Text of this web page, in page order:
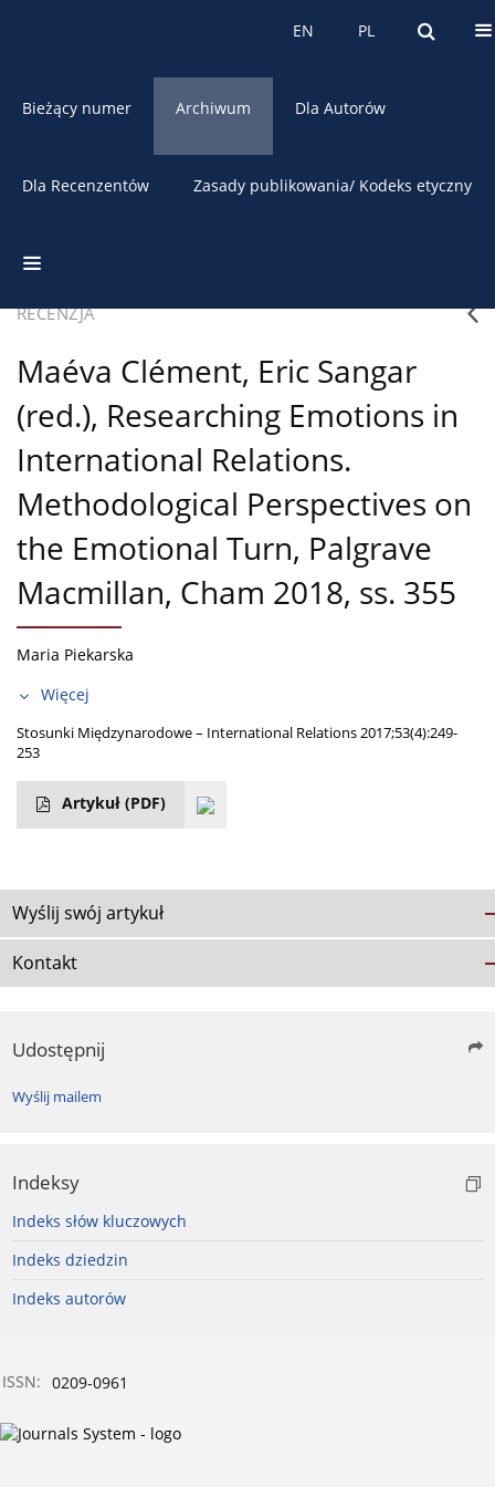
PL
EN PL
EN
Bieżący numer Archiwum Dla Autorów
Dla Recenzentów Zasady publikowania/ Kodeks etyczny
4/2017 vol. 53
RECENZJA
Maéva Clément, Eric Sangar
(red.), Researching Emotions in
International Relations.
Methodological Perspectives on
the Emotional Turn, Palgrave
Macmillan, Cham 2018, ss. 355
Maria Piekarska
Więcej
Stosunki Międzynarodowe – International Relations 2017;53(4):249-
253
Artykuł (PDF)
Wyślij swój artykuł
Kontakt
Udostępnij
Wyślij mailem
Indeksy
Indeks słów kluczowych
Indeks dziedzin
Indeks autorów
ISSN: 0209-0961